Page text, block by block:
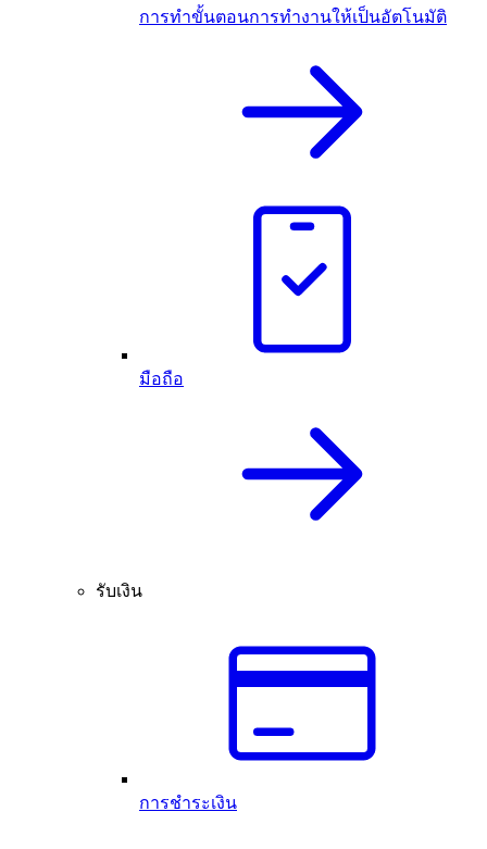
การทำขั้นตอนการทำงานให้เป็นอัตโนมัติ
มือถือ
รับเงิน
การชำระเงิน